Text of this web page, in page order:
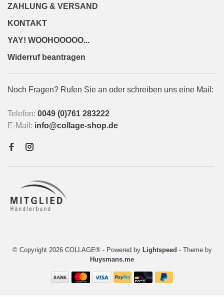
ZAHLUNG & VERSAND
KONTAKT
YAY! WOOHOOOOO...
Widerruf beantragen
Noch Fragen? Rufen Sie an oder schreiben uns eine Mail:
Telefon: 0049 (0)761 283222
E-Mail: info@collage-shop.de
© Copyright 2026 COLLAGE® - Powered by Lightspeed - Theme by
Huysmans.me